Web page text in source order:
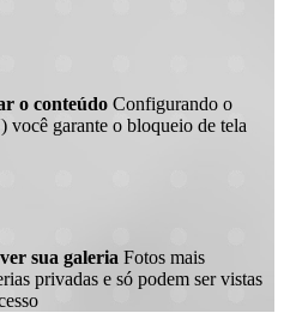
o conteúdo Configurando o
você garante o bloqueio de tela
sua galeria Fotos mais
privadas e só podem ser vistas